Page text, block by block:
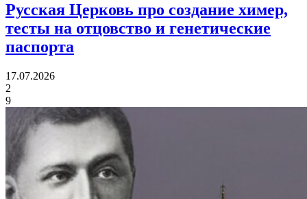
Русская Церковь про создание химер,
тесты на отцовство и генетические
паспорта
17.07.2026
2
9